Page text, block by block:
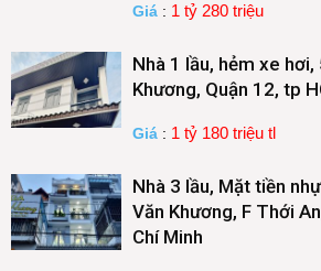
Giá : 1 tỷ 280 triệu
Nhà 1 lầu, hẻm xe hơi,
Khương, Quận 12, tp
Giá : 1 tỷ 180 triệu tl
Nhà 3 lầu, Mặt tiền
Văn Khương, F Thới
Chí Minh